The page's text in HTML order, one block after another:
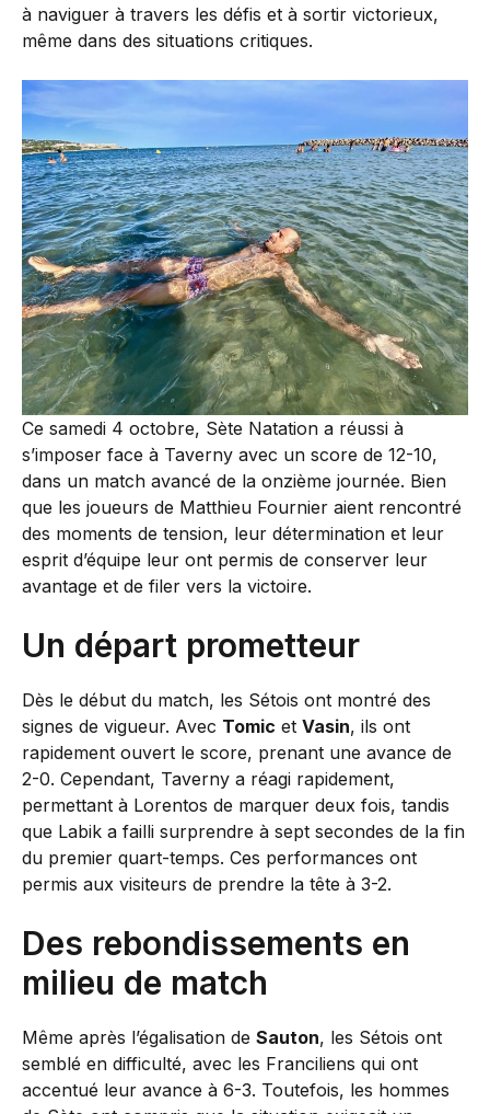
à naviguer à travers les défis et à sortir victorieux,
même dans des situations critiques.
Ce samedi 4 octobre, Sète Natation a réussi à
s’imposer face à Taverny avec un score de 12-10,
dans un match avancé de la onzième journée. Bien
que les joueurs de Matthieu Fournier aient rencontré
des moments de tension, leur détermination et leur
esprit d’équipe leur ont permis de conserver leur
avantage et de filer vers la victoire.
Un départ prometteur
Dès le début du match, les Sétois ont montré des
signes de vigueur. Avec Tomic et Vasin, ils ont
rapidement ouvert le score, prenant une avance de
2-0. Cependant, Taverny a réagi rapidement,
permettant à Lorentos de marquer deux fois, tandis
que Labik a failli surprendre à sept secondes de la fin
du premier quart-temps. Ces performances ont
permis aux visiteurs de prendre la tête à 3-2.
Des rebondissements en
milieu de match
Même après l’égalisation de Sauton, les Sétois ont
semblé en difficulté, avec les Franciliens qui ont
accentué leur avance à 6-3. Toutefois, les hommes